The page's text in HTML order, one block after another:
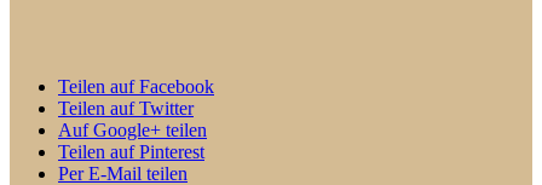
Teilen auf Facebook
Teilen auf Twitter
Auf Google+ teilen
Teilen auf Pinterest
Per E-Mail teilen